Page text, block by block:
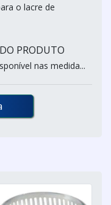
o lacre de
PRODUTO
nas medida...